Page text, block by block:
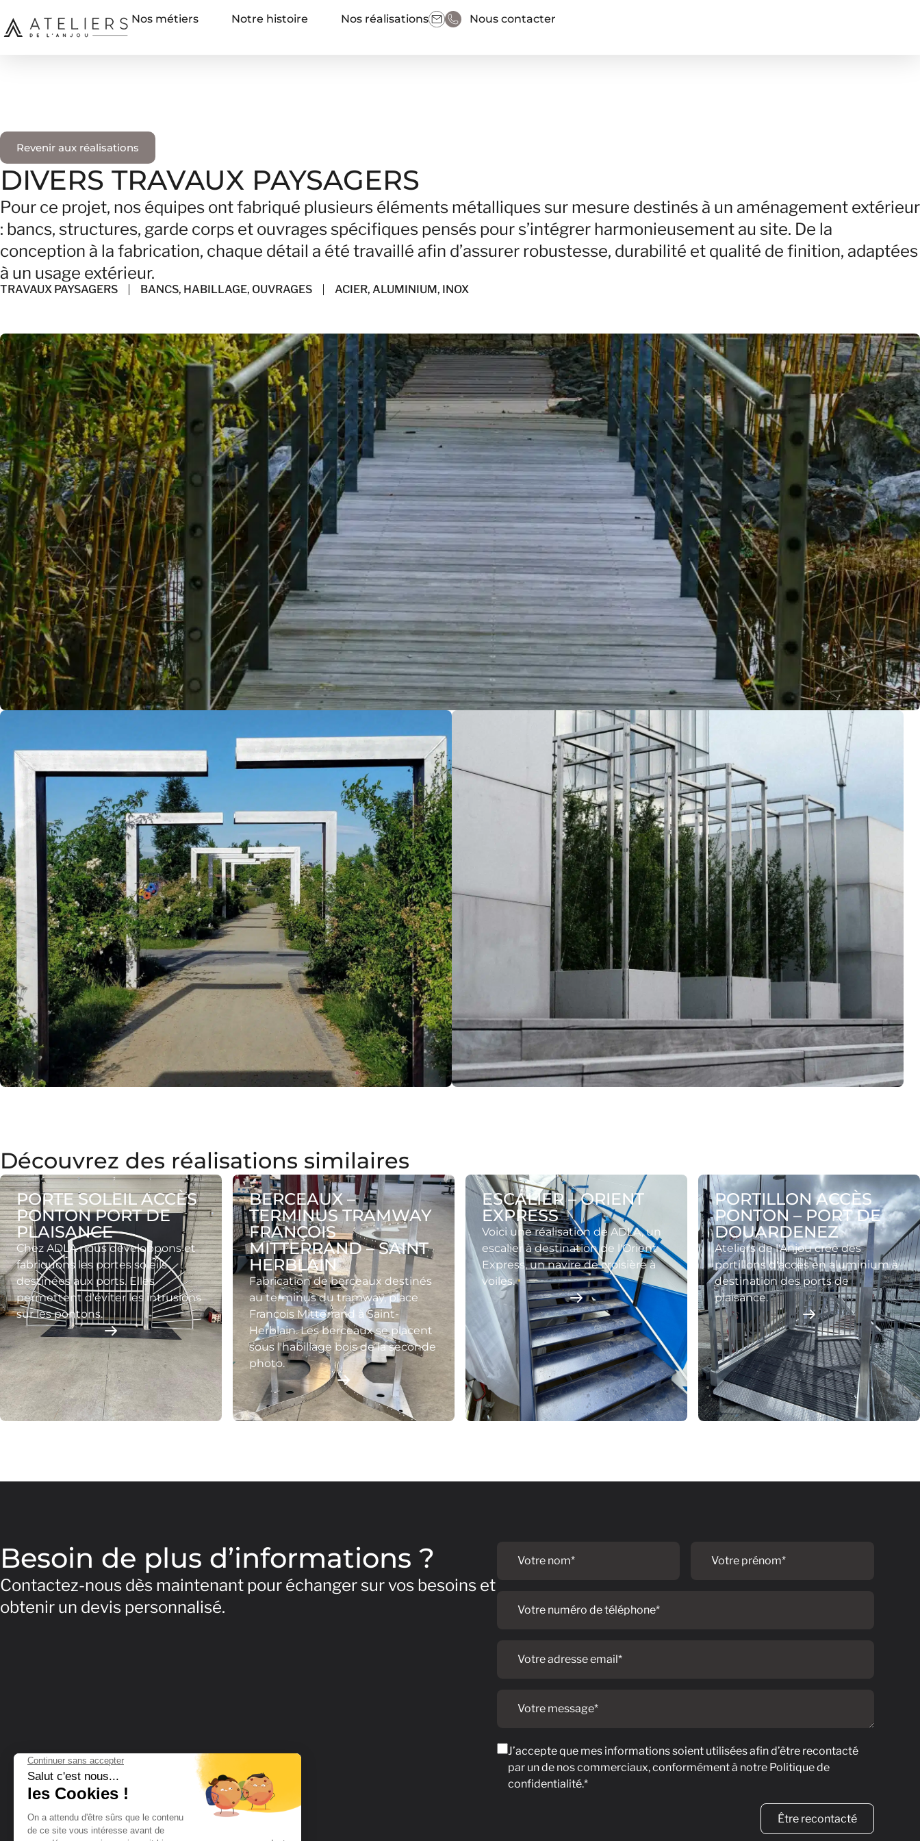
Nos métiers Notre histoire Nos réalisations Nous contacter
Revenir aux réalisations
DIVERS TRAVAUX PAYSAGERS
Pour ce projet, nos équipes ont fabriqué plusieurs éléments métalliques sur mesure destinés à un aménagement extérieur
: bancs, structures, garde corps et ouvrages spécifiques pensés pour s’intégrer harmonieusement au site. De la
conception à la fabrication, chaque détail a été travaillé afin d’assurer robustesse, durabilité et qualité de finition, adaptées
à un usage extérieur.
TRAVAUX PAYSAGERS BANCS, HABILLAGE, OUVRAGES ACIER, ALUMINIUM, INOX
Découvrez des réalisations similaires
PORTE SOLEIL ACCÈS
PONTON PORT DE
PLAISANCE
Chez ADLA nous développons et
fabriquons les portes soleils
destinées aux ports. Elles
permettent d'éviter les intrusions
sur les pontons.
BERCEAUX –
TERMINUS TRAMWAY
FRANÇOIS
MITTERRAND – SAINT
HERBLAIN
Fabrication de berceaux destinés
au terminus du tramway, place
François Mitterrand à Saint-
Herblain. Les berceaux se placent
sous l'habillage bois de la seconde
photo.
ESCALIER – ORIENT
EXPRESS
Voici une réalisation de ADLA, un
escalier à destination de l'Orient
Express, un navire de croisière à
voiles.
PORTILLON ACCÈS
PONTON – PORT DE
DOUARDENEZ
Ateliers de l'Anjou créé des
portillons d'accès en aluminium à
destination des ports de
plaisance.
Besoin de plus d’informations ?
Contactez-nous dès maintenant pour échanger sur vos besoins et
obtenir un devis personnalisé.
nom
prénom
numéro
adresse
email
message
RGPD
J’accepte que mes informations soient utilisées afin d’être recontacté
par un de nos commerciaux, conformément à notre Politique de
confidentialité.*